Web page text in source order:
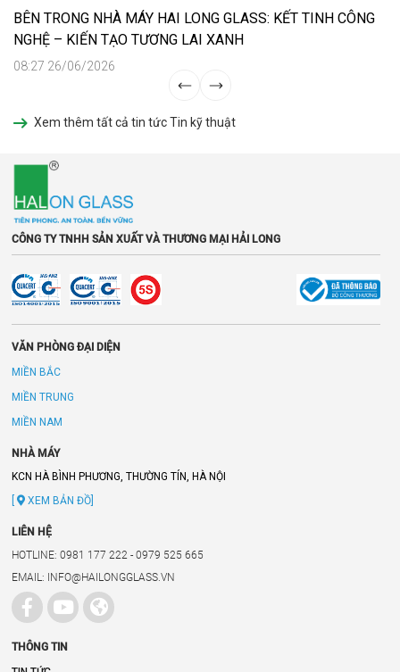
BÊN TRONG NHÀ MÁY HAI LONG GLASS: KẾT TINH CÔNG
NGHỆ – KIẾN TẠO TƯƠNG LAI XANH
08:27 26/06/2026
Xem thêm tất cả tin tức Tin kỹ thuật
CÔNG TY TNHH SẢN XUẤT VÀ THƯƠNG MẠI HẢI LONG
VĂN PHÒNG ĐẠI DIỆN
MIỀN BẮC
MIỀN TRUNG
MIỀN NAM
NHÀ MÁY
KCN HÀ BÌNH PHƯƠNG, THƯỜNG TÍN, HÀ NỘI
[
XEM BẢN ĐỒ]
LIÊN HỆ
HOTLINE: 0981 177 222 - 0979 525 665
EMAIL: INFO@HAILONGGLASS.VN
THÔNG TIN